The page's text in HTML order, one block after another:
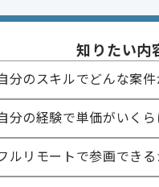
間
140時間〜180時間
ます。
知りたい内
分のスキルでどんな案
分の経験で単価がいく
ルリモートで参画でき